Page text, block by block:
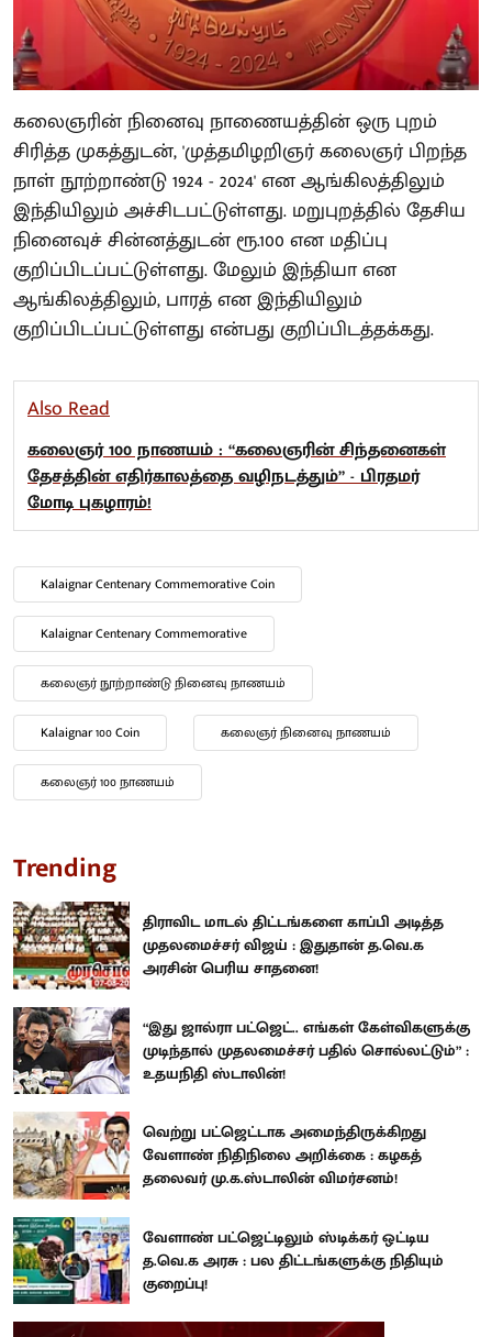
கலைஞரின் நினைவு நாணையத்தின் ஒரு புறம்
சிரித்த முகத்துடன், 'முத்தமிழறிஞர் கலைஞர் பிறந்த
நாள் நூற்றாண்டு 1924 - 2024' என ஆங்கிலத்திலும்
இந்தியிலும் அச்சிடபட்டுள்ளது. மறுபுறத்தில் தேசிய
நினைவுச் சின்னத்துடன் ரூ.100 என மதிப்பு
குறிப்பிடப்பட்டுள்ளது. மேலும் இந்தியா என
ஆங்கிலத்திலும், பாரத் என இந்தியிலும்
குறிப்பிடப்பட்டுள்ளது என்பது குறிப்பிடத்தக்கது.
Also Read
கலைஞர் 100 நாணயம் : “கலைஞரின் சிந்தனைகள்
தேசத்தின் எதிர்காலத்தை வழிநடத்தும்” - பிரதமர்
மோடி புகழாரம்!
Kalaignar Centenary Commemorative Coin
Kalaignar Centenary Commemorative
கலைஞர் நூற்றாண்டு நினைவு நாணயம்
Kalaignar 100 Coin கலைஞர் நினைவு நாணயம்
கலைஞர் 100 நாணயம்
Trending
திராவிட மாடல் திட்டங்களை காப்பி அடித்த
முதலமைச்சர் விஜய் : இதுதான் த.வெ.க
அரசின் பெரிய சாதனை!
“இது ஜால்ரா பட்ஜெட்.. எங்கள் கேள்விகளுக்கு
முடிந்தால் முதலமைச்சர் பதில் சொல்லட்டும்” :
உதயநிதி ஸ்டாலின்!
வெற்று பட்ஜெட்டாக அமைந்திருக்கிறது
வேளாண் நிதிநிலை அறிக்கை : கழகத்
தலைவர் மு.க.ஸ்டாலின் விமர்சனம்!
வேளாண் பட்ஜெட்டிலும் ஸ்டிக்கர் ஒட்டிய
த.வெ.க அரசு : பல திட்டங்களுக்கு நிதியும்
குறைப்பு!